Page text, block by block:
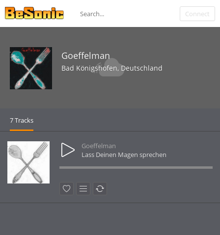
Connect
Goeffelman
Bad Königshofen, Deutschland
7 Tracks
Goeffelman
Lass Deinen Magen sprechen